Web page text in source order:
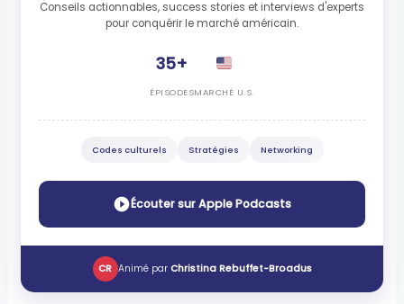
Conseils actionnables, success stories et interviews d'experts
pour conquérir le marché américain.
35+
ÉPISODESMARCHÉ U.S.
Codes culturels Stratégies Networking
Écouter sur Apple Podcasts
CR Animé par Christina Rebuffet-Broadus